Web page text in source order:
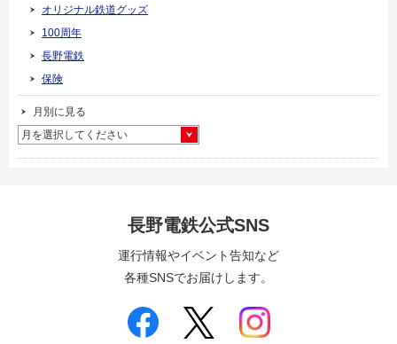
オリジナル鉄道グッズ
100周年
長野電鉄
保険
月別に見る
月を選択してください
長野電鉄公式SNS
運行情報やイベント告知など
各種SNSでお届けします。